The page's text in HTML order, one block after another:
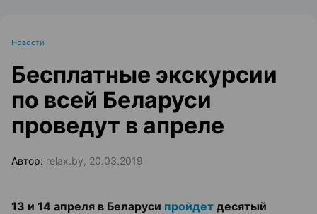
Новости
Бесплатные экскурсии
по всей Беларуси
проведут в апреле
Автор: relax.by, 20.03.2019
13 и 14 апреля в Беларуси пройдет десятый